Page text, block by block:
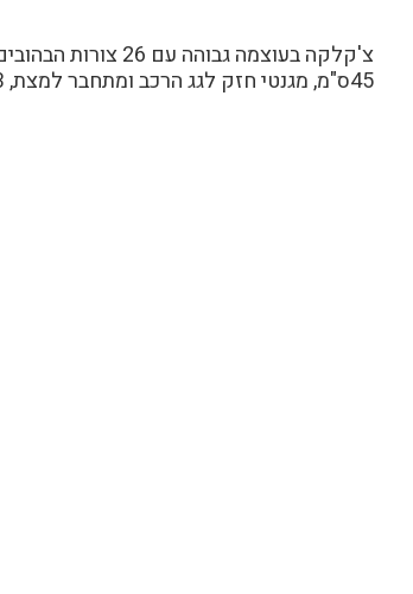
45ס"מ, מגנטי חזק לגג הרכב ומתחבר למצת, 3 מטר כבל.